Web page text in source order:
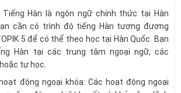
Tiếng Hàn là ngôn ngữ chính thức tại Hàn
cần có trình độ tiếng Hàn tương đương
5 để có thể theo học tại Hàn Quốc. Bạn
Hàn tại các trung tâm ngoại ngữ, các
tự học.
động ngoại khóa: Các hoạt động ngoại